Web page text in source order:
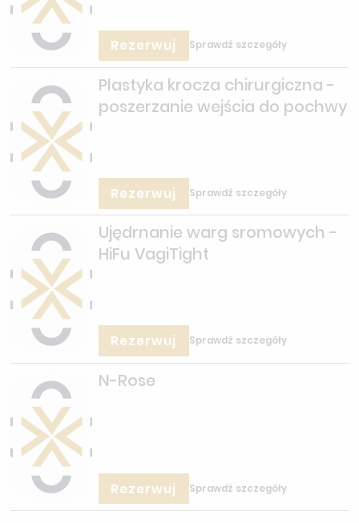
Rezerwuj Sprawdź szczegóły
Plastyka krocza chirurgiczna -
poszerzanie wejścia do pochwy
Rezerwuj Sprawdź szczegóły
Ujędrnanie warg sromowych -
HiFu VagiTight
Rezerwuj Sprawdź szczegóły
N-Rose
Rezerwuj Sprawdź szczegóły